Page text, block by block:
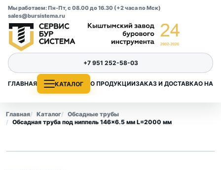
Мы работаем: Пн-Пт, с 08.00 до 16.30 (+2 часа по Мск)
sales@bursistema.ru
ГЛАВНАЯ КАТАЛОГ О ПРОДУКЦИИЗАКАЗ И ДОСТАВКАО НАС
+7 951 252-58-03
Главная Каталог
Обсадные трубы
Обсадная труба под ниппель 146×6.5 мм L=2000 мм